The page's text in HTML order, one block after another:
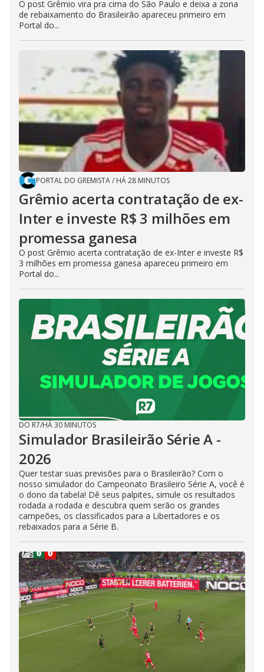
O post Grêmio vira pra cima do São Paulo e deixa a zona
de rebaixamento do Brasileirão apareceu primeiro em
Portal do...
PORTAL DO GREMISTA/ HÁ 28 MINUTOS
Grêmio acerta contratação de ex-
Inter e investe R$ 3 milhões em
promessa ganesa
O post Grêmio acerta contratação de ex-Inter e investe R$
3 milhões em promessa ganesa apareceu primeiro em
Portal do...
DO R7/HÁ 30 MINUTOS
Simulador Brasileirão Série A -
2026
Quer testar suas previsões para o Brasileirão? Com o
nosso simulador do Campeonato Brasileiro Série A, você é
o dono da tabela! Dê seus palpites, simule os resultados
rodada a rodada e descubra quem serão os grandes
campeões, os classificados para a Libertadores e os
rebaixados para a Série B.